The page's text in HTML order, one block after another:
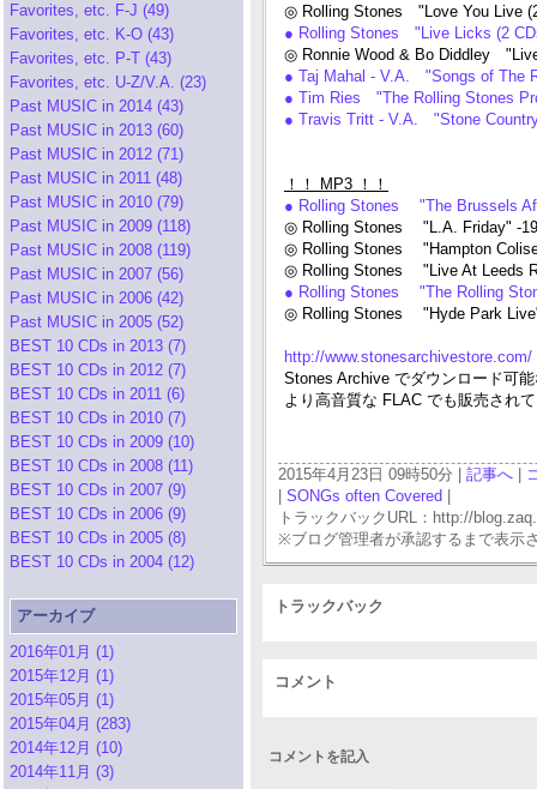
Favorites, etc. F-J (49)
Favorites, etc. K-O (43)
Favorites, etc. P-T (43)
Favorites, etc. U-Z/V.A. (23)
Past MUSIC in 2014 (43)
Past MUSIC in 2013 (60)
Past MUSIC in 2012 (71)
Past MUSIC in 2011 (48)
Past MUSIC in 2010 (79)
Past MUSIC in 2009 (118)
Past MUSIC in 2008 (119)
Past MUSIC in 2007 (56)
Past MUSIC in 2006 (42)
Past MUSIC in 2005 (52)
BEST 10 CDs in 2013 (7)
BEST 10 CDs in 2012 (7)
BEST 10 CDs in 2011 (6)
BEST 10 CDs in 2010 (7)
BEST 10 CDs in 2009 (10)
BEST 10 CDs in 2008 (11)
BEST 10 CDs in 2007 (9)
BEST 10 CDs in 2006 (9)
BEST 10 CDs in 2005 (8)
BEST 10 CDs in 2004 (12)
アーカイブ
2016年01月 (1)
2015年12月 (1)
2015年05月 (1)
2015年04月 (283)
2014年12月 (10)
2014年11月 (3)
◎ Rolling Stones "Love You Live
● Rolling Stones "Live Licks (2
◎ Ronnie Wood & Bo Diddley
● Taj Mahal - V.A. "Songs of The
● Tim Ries "The Rolling Stones
● Travis Tritt - V.A. "Stone
！！ MP3 ！！
● Rolling Stones "The Brussels
◎ Rolling Stones "L.A. Friday" -
◎ Rolling Stones "Hampton
◎ Rolling Stones "Live At Leeds
● Rolling Stones "The Rolling
◎ Rolling Stones "Hyde Park
http://www.stonesarchivestore.com/
Stones Archive でダウンロード可
より高音質な FLAC でも販売され
2015年4月23日 09時50分 | 記事へ
SONGs often Covered
トラックバックURL：http://
※ブログ管理者が承認するまで表示
トラックバック
コメント
コメントを記入